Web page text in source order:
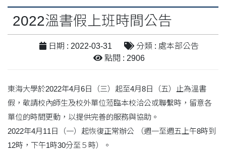
2022溫書假上班時間公告
日期 : 2022-03-31
分類 : 處本部公告
點閱 : 2906
東海大學於2022年4月6日（三）起至4月8日（五）止為溫書
假，敬請校內師生及校外單位蒞臨本校洽公或聯繫時，留意各
單位的時間更動，以提供完善的服務與協助。
2022年4月11日（一）起恢復正常辦公 （週一至週五上午8時到
12時，下午1時30分至５時）。